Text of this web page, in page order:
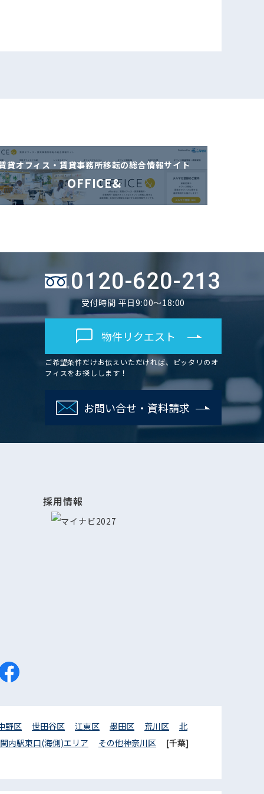
貸オフィス・賃貸事務所移転の総合情報サイト
OFFICE&
0120-620-213
受付時間 平日9:00～18:00
物件リクエスト
ご希望条件だけお伝えいただければ、ピッタリのオ
フィスをお探しします！
お問い合せ・資料請求
採用情報
野区 世田谷区 江東区 墨田区 荒川区
北
関内駅東口(海側)エリア その他神奈川区
[千葉]